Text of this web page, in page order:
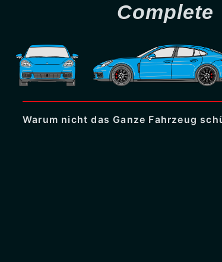
Complete
Warum nicht das Ganze Fahrzeug